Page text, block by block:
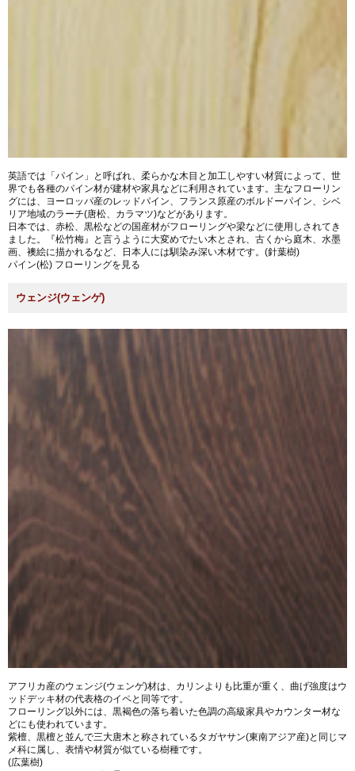
英語では「パイン」と呼ばれ、柔らかな木目と加工しやすい材質によって、世
界でも各種のパイン材が建材や家具などに利用されています。主なフローリン
グには、ヨーロッパ産のレッドパイン、フランス原産のボルドーパイン、シベ
リア地域のラーチ(唐松、カラマツ)などがあります。
日本では、赤松、黒松などの国産材がフローリングや梁などに使用しされてき
ました。『松竹梅』と言うように大変めでたい木とされ、古くから庭木、水墨
画、襖絵に描かれるなど、日本人には馴染み深い木材です。(針葉樹)
パイン(松) フローリングを見る
ウェンジ(ウェンゲ)
アフリカ産のウェンジ(ウェンゲ)材は、カリンよりも比重が重く、曲げ強度はウ
ッドデッキ材の代表格のイペと同等です。
フローリング以外には、黒褐色の落ち着いた色調の高級家具やカウンター材な
どにも使われています。
紫檀、黒檀と並んで三大唐木と称されているタガヤサン(東南アジア産)と同じマ
メ科に属し、表情や材質が似ている樹種です。
(広葉樹)